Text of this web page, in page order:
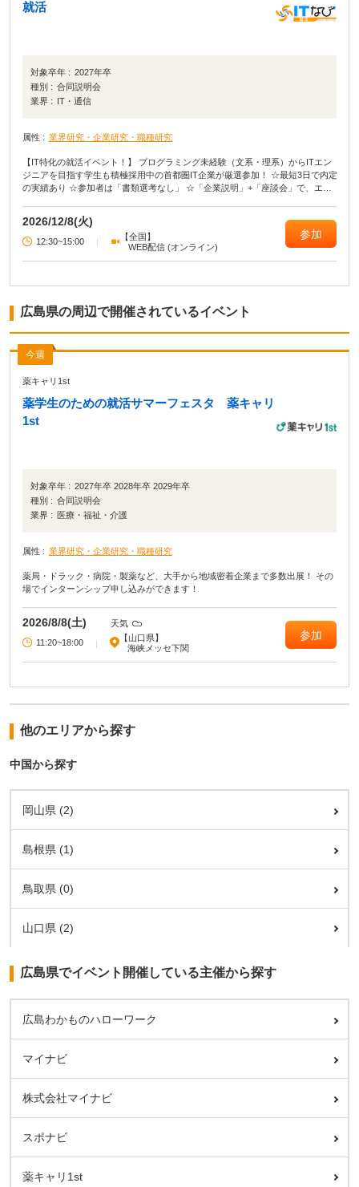
就活
対象卒年 : 2027年卒
種別 : 合同説明会
業界 :
IT・通信
属性 : 業界研究・企業研究・職種研究
【IT特化の就活イベント！】 プログラミング未経験（文系・理系）からITエン
ジニアを目指す学生も積極採用中の首都圏IT企業が厳選参加！ ☆最短3日で内定
の実績あり ☆参加者は「書類選考なし」 ☆「企業説明」+「座談会」で、エン
2026/12/8(火)
12:30~15:00 |
【全国】
WEB配信 (オンライン)
参加
広島県の周辺で開催されているイベント
今週
薬キャリ1st
薬学生のための就活サマーフェスタ 薬キャリ
1st
対象卒年 : 2027年卒 2028年卒 2029年卒
種別 : 合同説明会
業界 :
医療・福祉・介護
属性 : 業界研究・企業研究・職種研究
薬局・ドラック・病院・製薬など、大手から地域密着企業まで多数出展！ その
場でインターンシップ申し込みができます！
2026/8/8(土)
天気
11:20~18:00
|
【山口県】
海峡メッセ下関
参加
他のエリアから探す
中国から探す
岡山県 (2)
島根県 (1)
鳥取県 (0)
山口県 (2)
広島県でイベント開催している主催から探す
広島わかものハローワーク
マイナビ
株式会社マイナビ
スポナビ
薬キャリ1st